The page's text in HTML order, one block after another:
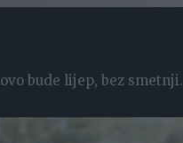
bude lijep, bez smetnji.